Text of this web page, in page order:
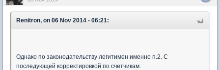
Renitron, on 06 Nov 2014 - 06:21:
Однако по законодательству легитимен именно п.2. С
последующей корректировкой по счетчикам.